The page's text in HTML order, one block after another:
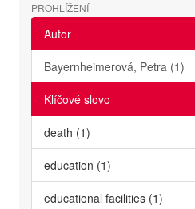
PROHLÍŽENÍ
Autor
Bayernheimerová, Petra (1)
Klíčové slovo
death (1)
education (1)
educational facilities (1)